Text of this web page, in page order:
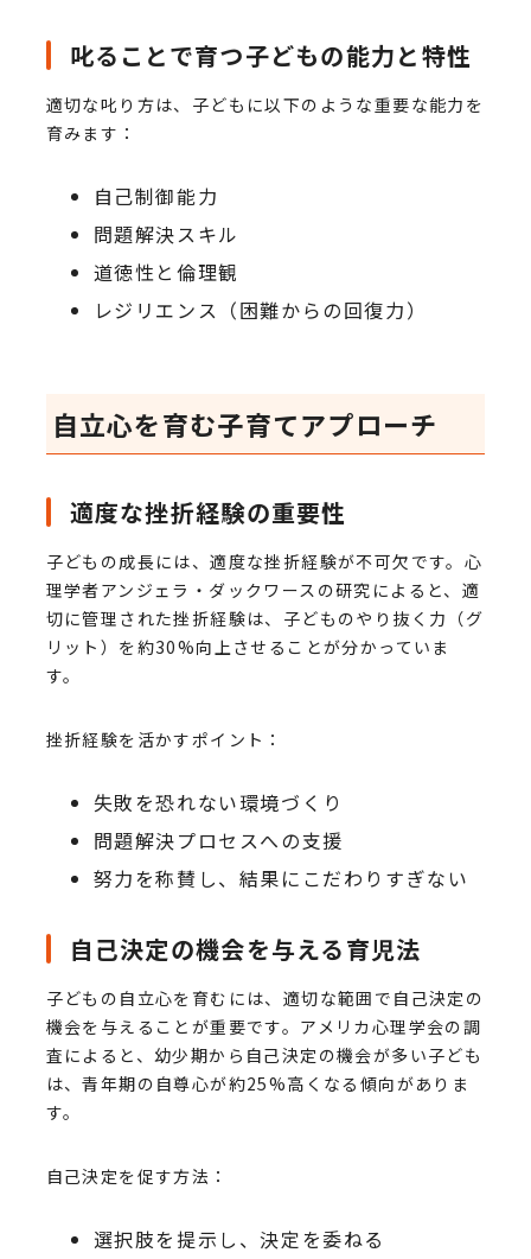
叱ることで育つ子どもの能力と特性
適切な叱り方は、子どもに以下のような重要な能力を
育みます：
自己制御能力
問題解決スキル
道徳性と倫理観
レジリエンス（困難からの回復力）
自立心を育む子育てアプローチ
適度な挫折経験の重要性
子どもの成長には、適度な挫折経験が不可欠です。心
理学者アンジェラ・ダックワースの研究によると、適
切に管理された挫折経験は、子どものやり抜く力（グ
リット）を約30%向上させることが分かっていま
す。
挫折経験を活かすポイント：
失敗を恐れない環境づくり
問題解決プロセスへの支援
努力を称賛し、結果にこだわりすぎない
自己決定の機会を与える育児法
子どもの自立心を育むには、適切な範囲で自己決定の
機会を与えることが重要です。アメリカ心理学会の調
査によると、幼少期から自己決定の機会が多い子ども
は、青年期の自尊心が約25%高くなる傾向がありま
す。
自己決定を促す方法：
選択肢を提示し、決定を委ねる